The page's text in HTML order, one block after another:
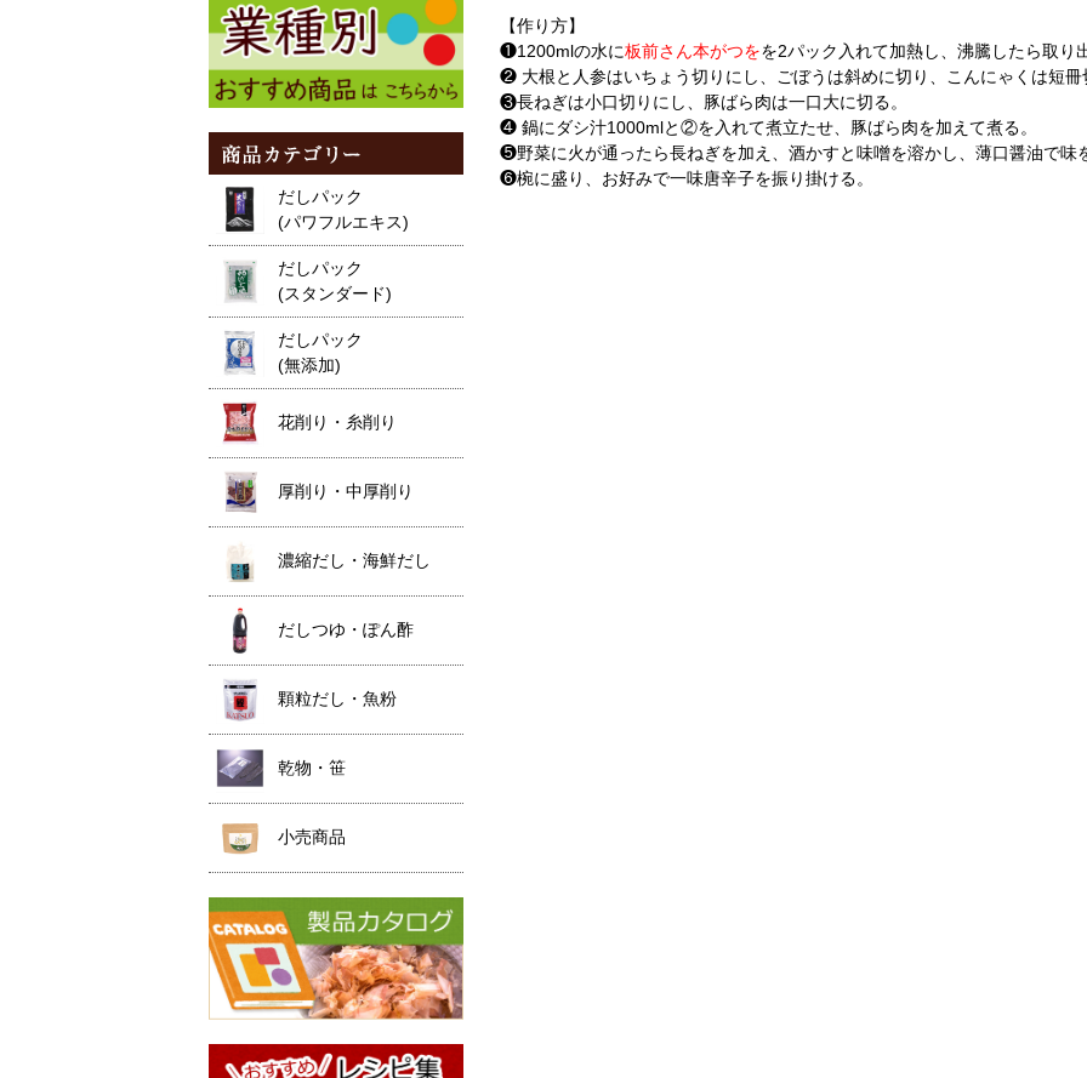
【作り方】
❶1200mlの水に板前さん本がつをを2パック入れて加熱し、沸騰したら取り
❷ 大根と人参はいちょう切りにし、ごぼうは斜めに切り、こんにゃくは短冊
❸長ねぎは小口切りにし、豚ばら肉は一口大に切る。
❹ 鍋にダシ汁1000mlと②を入れて煮立たせ、豚ばら肉を加えて煮る。
❺野菜に火が通ったら長ねぎを加え、酒かすと味噌を溶かし、薄口醤油で味
❻椀に盛り、お好みで一味唐辛子を振り掛ける。
だしパック
(パワフルエキス)
だしパック
(スタンダード)
だしパック
(無添加)
花削り・糸削り
厚削り・中厚削り
濃縮だし・海鮮だし
だしつゆ・ぽん酢
顆粒だし・魚粉
乾物・笹
小売商品